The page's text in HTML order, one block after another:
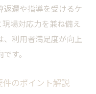
返還や指導を受けるケ
場対応力を兼ね備え
、利用者満足度が向上
す。
のポイント解説